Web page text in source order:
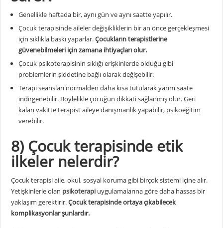
Genellikle haftada bir, aynı gün ve aynı saatte yapılır.
Çocuk terapisinde aileler değişikliklerin bir an önce gerçekleşmesi
için sıklıkla baskı yaparlar.Çocukların terapistlerine
güvenebilmeleri için zamana ihtiyaçları olur.
Çocuk psikoterapisinin sıklığı erişkinlerde olduğu gibi
problemlerin şiddetine bağlı olarak değişebilir.
Terapi seansları normalden daha kısa tutularak yarım saate
indirgenebilir. Böylelikle çocuğun dikkati sağlanmış olur. Geri
kalan vakitte terapist aileye danışmanlık yapabilir, psikoeğitim
verebilir.
8) Çocuk terapisinde etik
ilkeler nelerdir?
Çocuk terapisi aile, okul, sosyal koruma gibi birçok sistemi içine alır.
Yetişkinlerle olan psikoterapi uygulamalarına göre daha hassas bir
yaklaşım gerektirir.Çocuk terapisinde ortaya çıkabilecek
komplikasyonlar şunlardır.